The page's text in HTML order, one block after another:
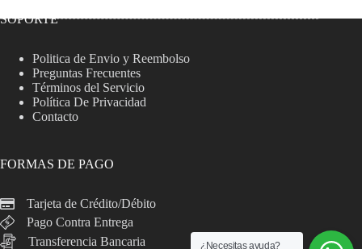
SOPORTE
Politica de Envio y Reembolso
Preguntas Frecuentes
Términos del Servicio
Política De Privacidad
Contacto
FORMAS DE PAGO
Tarjeta de Crédito/Débito
Pago Contra Entrega
Transferencia Bancaria
¿Necesitas ayuda?